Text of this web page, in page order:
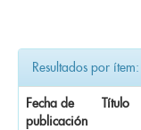
Resultados por ítem:
Fecha de
publicación
Título